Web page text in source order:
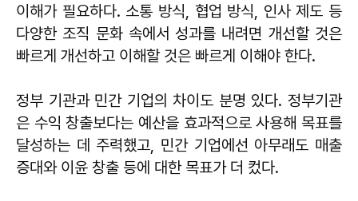
이해가 필요하다. 소통 방식, 협업 방식, 인사 제도 등
다양한 조직 문화 속에서 성과를 내려면 개선할 것은
빠르게 개선하고 이해할 것은 빠르게 이해야 한다.
정부 기관과 민간 기업의 차이도 분명 있다. 정부기관
은 수익 창출보다는 예산을 효과적으로 사용해 목표를
달성하는 데 주력했고, 민간 기업에선 아무래도 매출
증대와 이윤 창출 등에 대한 목표가 더 컸다.